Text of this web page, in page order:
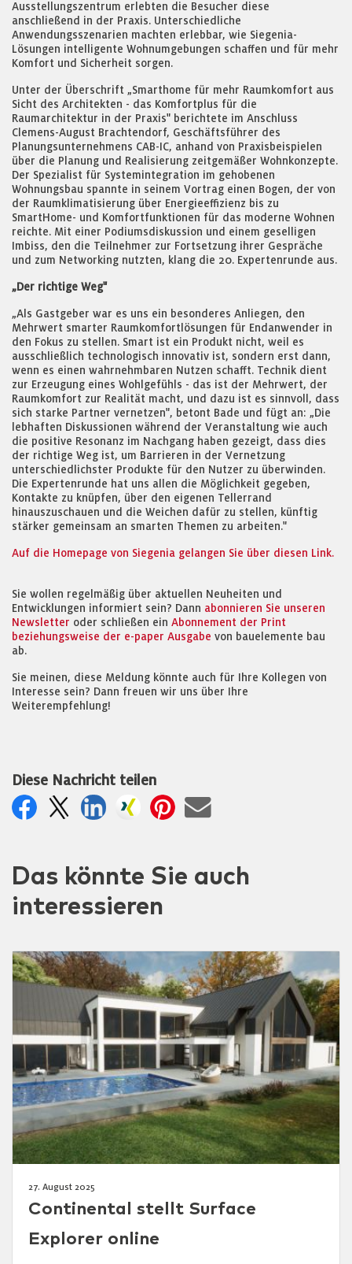
Ausstellungszentrum erlebten die Besucher diese
anschließend in der Praxis. Unterschiedliche
Anwendungsszenarien machten erlebbar, wie Siegenia-
Lösungen intelligente Wohnumgebungen schaffen und für mehr
Komfort und Sicherheit sorgen.
Unter der Überschrift „Smarthome für mehr Raumkomfort aus
Sicht des Architekten - das Komfortplus für die
Raumarchitektur in der Praxis" berichtete im Anschluss
Clemens-August Brachtendorf, Geschäftsführer des
Planungsunternehmens CAB-IC, anhand von Praxisbeispielen
über die Planung und Realisierung zeitgemäßer Wohnkonzepte.
Der Spezialist für Systemintegration im gehobenen
Wohnungsbau spannte in seinem Vortrag einen Bogen, der von
der Raumklimatisierung über Energieeffizienz bis zu
SmartHome- und Komfortfunktionen für das moderne Wohnen
reichte. Mit einer Podiumsdiskussion und einem geselligen
Imbiss, den die Teilnehmer zur Fortsetzung ihrer Gespräche
und zum Networking nutzten, klang die 20. Expertenrunde aus.
„Der richtige Weg"
„Als Gastgeber war es uns ein besonderes Anliegen, den
Mehrwert smarter Raumkomfortlösungen für Endanwender in
den Fokus zu stellen. Smart ist ein Produkt nicht, weil es
ausschließlich technologisch innovativ ist, sondern erst dann,
wenn es einen wahrnehmbaren Nutzen schafft. Technik dient
zur Erzeugung eines Wohlgefühls - das ist der Mehrwert, der
Raumkomfort zur Realität macht, und dazu ist es sinnvoll, dass
sich starke Partner vernetzen", betont Bade und fügt an: „Die
lebhaften Diskussionen während der Veranstaltung wie auch
die positive Resonanz im Nachgang haben gezeigt, dass dies
der richtige Weg ist, um Barrieren in der Vernetzung
unterschiedlichster Produkte für den Nutzer zu überwinden.
Die Expertenrunde hat uns allen die Möglichkeit gegeben,
Kontakte zu knüpfen, über den eigenen Tellerrand
hinauszuschauen und die Weichen dafür zu stellen, künftig
stärker gemeinsam an smarten Themen zu arbeiten."
Auf die Homepage von Siegenia gelangen Sie über diesen Link.
Sie wollen regelmäßig über aktuellen Neuheiten und
Entwicklungen informiert sein? Dann abonnieren Sie unseren
Newsletter oder schließen ein Abonnement der Print
beziehungsweise der e-paper Ausgabe von bauelemente bau
ab.
Sie meinen, diese Meldung könnte auch für Ihre Kollegen von
Interesse sein? Dann freuen wir uns über Ihre
Weiterempfehlung!
Diese Nachricht teilen
Das könnte Sie auch
interessieren
27. August 2025
Continental stellt Surface
Explorer online